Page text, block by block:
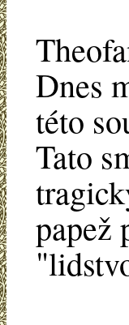
Dnes
této
Tato
papež